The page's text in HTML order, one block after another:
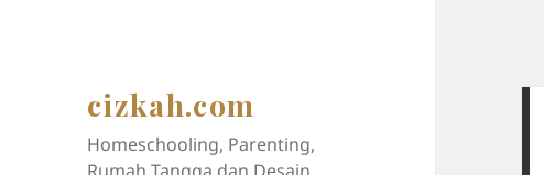
cizkah.com
Homeschooling, Parenting,